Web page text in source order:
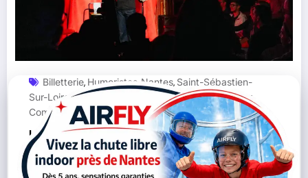
Billetterie, Humoristes, Nantes, Saint-Sébastien-
Sur-Loire ,Sortie Stand-Up,Tontons Bar
Comedy Club
Les Tontons Bar Comedy Club : le nouveau
spot du stand-up à Saint-Sébastien-sur-Loire